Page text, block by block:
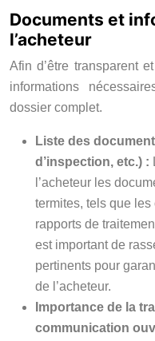
Documents et
l’acheteur
Afin d’être transparent
informations
dossier complet.
Liste des
d’inspection, etc.) :
l’acheteur les
termites, tels que les
rapports de
est important de
pertinents pour
de l’acheteur.
Importance de la
communication